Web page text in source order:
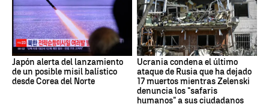
Japón alerta del lanzamiento
de un posible misil balístico
desde Corea del Norte
Ucrania condena el último
ataque de Rusia que ha dejado
17 muertos mientras Zelenski
denuncia los "safaris
humanos" a sus ciudadanos